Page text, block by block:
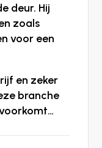
deur. Hij
zoals
voor een
en zeker
branche